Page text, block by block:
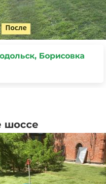
Борисовка
шоссе